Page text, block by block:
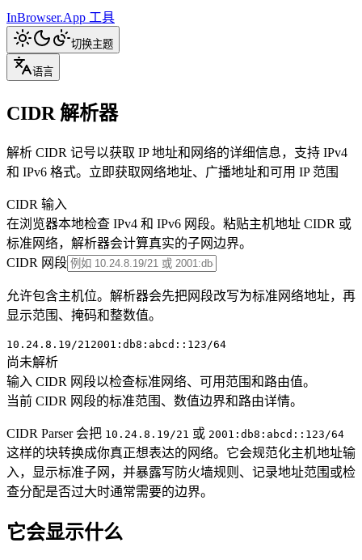
InBrowser.App 工具
切换主题
语言
CIDR 解析器
解析 CIDR 记号以获取 IP 地址和网络的详细信息，支持 IPv4
和 IPv6 格式。立即获取网络地址、广播地址和可用 IP 范围
CIDR 输入
在浏览器本地检查 IPv4 和 IPv6 网段。粘贴主机地址 CIDR 或
标准网络，解析器会计算真实的子网边界。
CIDR 网段
允许包含主机位。解析器会先把网段改写为标准网络地址，再
显示范围、掩码和整数值。
10.24.8.19/21 2001:db8:abcd::123/64
尚未解析
输入 CIDR 网段以检查标准网络、可用范围和路由值。
当前 CIDR 网段的标准范围、数值边界和路由详情。
CIDR Parser 会把 10.24.8.19/21 或 2001:db8:abcd::123/64
这样的块转换成你真正想表达的网络。它会规范化主机地址输
入，显示标准子网，并暴露写防火墙规则、记录地址范围或检
查分配是否过大时通常需要的边界。
它会显示什么